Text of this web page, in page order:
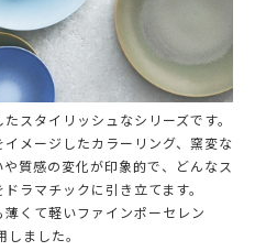
スタイリッシュなシリーズです。
メージしたカラーリング、窯変な
質感の変化が印象的で、どんなス
ラマチックに引き立てます。
くて軽いファインポーセレン
しました。